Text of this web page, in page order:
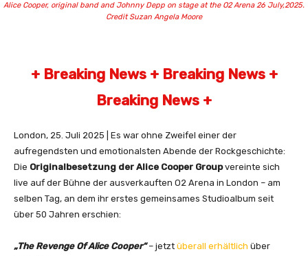
Alice Cooper, original band and Johnny Depp on stage at the O2 Arena 26 July,2025.
Credit Suzan Angela Moore
+ Breaking News + Breaking News +
Breaking News +
London, 25. Juli 2025 | Es war ohne Zweifel einer der
aufregendsten und emotionalsten Abende der Rockgeschichte:
Die Originalbesetzung der Alice Cooper Groupvereinte sich
live auf der Bühne der ausverkauften O2 Arena in London – am
selben Tag, an dem ihr erstes gemeinsames Studioalbum seit
über 50 Jahren erschien:
„The Revenge Of Alice Cooper“– jetzt überall erhältlich über